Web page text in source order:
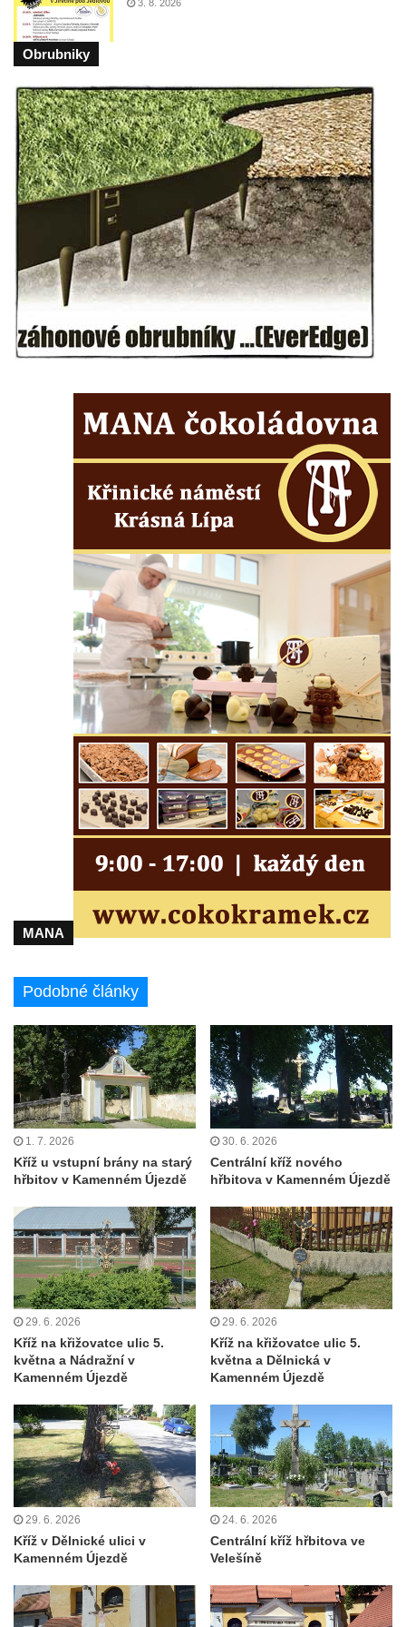
Mikulášovicích
Wäberův kříž v zahradě domu čp. 184 v
Mikulášovicích
Kříž na louce v horních Mikulášovicích
Posteltův kříž naproti domu ev.č. 29 v
Mikulášovicích
Kříž Neubaukreuz u domu čp. 698 v
Mikulášovicích
Kříž manželů Endlerových u továrního
objektu v Mikulášovicích
Kříž u silnice východně od Mikulášovic
Meyerův kříž východně od Mikulášovic
Kříž u rozcestí k větrnému mlýnu Světlík v
Horním Podluží
Herltův kříž u Mikova v Mikulášovicích
Kříž Ließnerových naproti Mikovu v
Mikulášovicích
Kříž u Mikulášovického potoka poblíž
Mikovu v Mikulášovicích
Lissnerův kříž u domu čp. 39 v
Mikulášovicích
Hampelův kříž u bývalých kasáren v
Mikulášovicích
Marchnerův (Zelený) kříž naproti domu čp.
35 v Mikulášovicích
Schneiderův kříž před domem čp. 55 v
Mikulášovicích
Kříž na Kostelní stezce v Mikulášovicích
Maazův kříž na Kostelní stezce v
Mikulášovicích
Boží muka na Kostelní stezce v
Mikulášovicích
Franzeho kříž u domu čp. 356 v
Hammerberský kříž na křižovatce mezi
Kříž Johannese Herlta poblíž domu čp. 428
v Mikulášovicích
Drascheho kříž na zahradě domu čp. 915 v
Mikulášovicích
Hillův kříž u domu čp. 436 v Mikulášovicích
Hampelův kříž západně od dolního nádraží
Kříž před kostelem svatých Petra a Pavla v
Růžové
Centrální kříž na starém hřbitově ve
Vilémově
Centrální kříž na novém hřbitově ve
Vilémově
Kříž u kostela Nanebevzetí Panny Marie na
křížové cestě ve Vilémově
Kříž u cesty mezi Růžovou a Kamenickou
Strání
Kříž u severní zdi kostela Nalezení svatého
Kříže ve Frýdlantu
Kříž na Křížové cestě na Křížovém vrchu ve
Frýdlantu
Centrální kříž hřbitova ve Sloupu v Čechách
Kříž u koryta náhonu na Chřibské Kamenici
3. 8. 2026
Obrubniky
MANA
Podobné články
1. 7. 2026
Kříž u vstupní brány na starý
hřbitov v Kamenném Újezdě
30. 6. 2026
Centrální kříž nového
hřbitova v Kamenném Újezdě
29. 6. 2026
Kříž na křižovatce ulic 5.
května a Nádražní v
Kamenném Újezdě
29. 6. 2026
Kříž na křižovatce ulic 5.
května a Dělnická v
Kamenném Újezdě
29. 6. 2026
Kříž v Dělnické ulici v
Kamenném Újezdě
24. 6. 2026
Centrální kříž hřbitova ve
Velešíně